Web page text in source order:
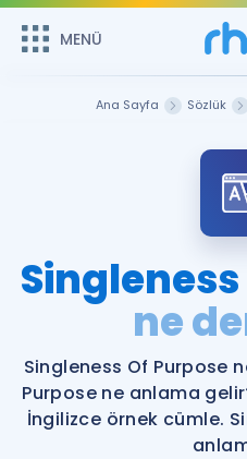
MENÜ
Şifremi
Sepetin
Remzi Hoca ile seni sınava
MENÜ
Katılımcı Görüşleri
Faydalı Araçlar
Ücretsiz Kaynaklar
Blog
Ana Sayfa Sözlük
ne
Singleness Of Purpose
Purpose ne anlama
İngilizce örnek cümle.